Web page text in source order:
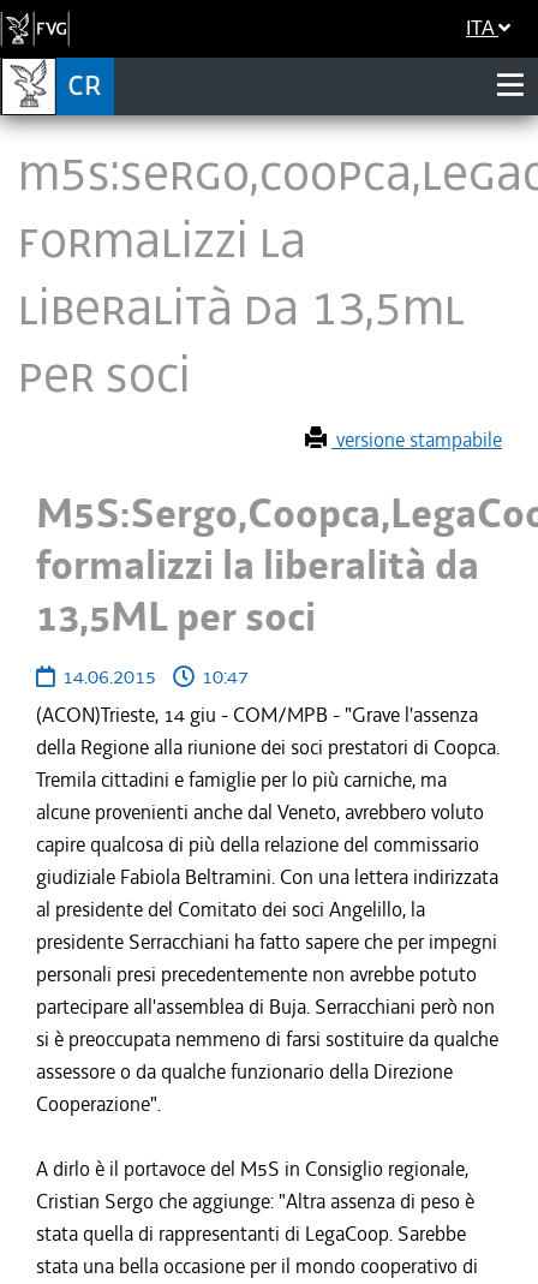
ITA
formalizzi la
liberalità da 13,5ML
per soci
versione stampabile
formalizzi la liberalità da
13,5ML per soci
14.06.2015
10:47
(ACON)Trieste, 14 giu - COM/MPB - "Grave l'assenza
della Regione alla riunione dei soci prestatori di Coopca.
Tremila cittadini e famiglie per lo più carniche, ma
alcune provenienti anche dal Veneto, avrebbero voluto
capire qualcosa di più della relazione del commissario
giudiziale Fabiola Beltramini. Con una lettera indirizzata
al presidente del Comitato dei soci Angelillo, la
presidente Serracchiani ha fatto sapere che per impegni
personali presi precedentemente non avrebbe potuto
partecipare all'assemblea di Buja. Serracchiani però non
si è preoccupata nemmeno di farsi sostituire da qualche
assessore o da qualche funzionario della Direzione
Cooperazione".
A dirlo è il portavoce del M5S in Consiglio regionale,
Cristian Sergo che aggiunge: "Altra assenza di peso è
stata quella di rappresentanti di LegaCoop. Sarebbe
stata una bella occasione per il mondo cooperativo di